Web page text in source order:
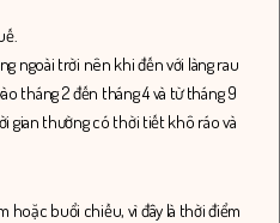
ngoài trời nên khi đến với làng rau
tháng 2 đến tháng 4 và từ tháng 9
gian thường có thời tiết khô ráo và
hoặc buổi chiều, vì đây là thời điểm